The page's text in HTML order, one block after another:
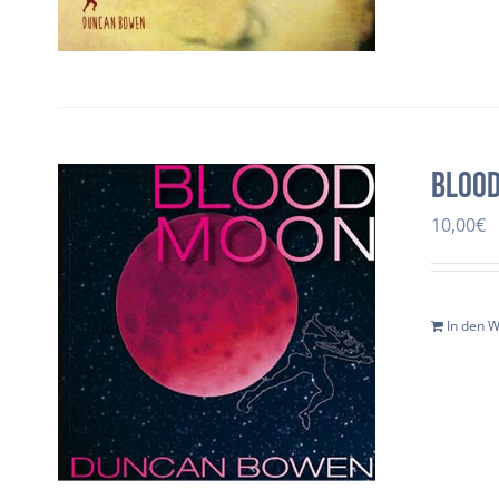
10,00€
In den